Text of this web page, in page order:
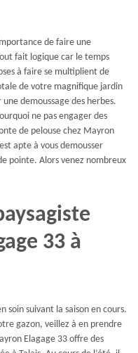
de faire une
fait logique car le temps
à faire se multiplient de
de votre magnifique jardin
demoussage des herbes.
ne pas engager des
de pelouse chez Mayron
apte à vous demousser
pointe. Alors venez nombreux
33 à
soin suivant la saison en cours.
gazon, veillez à en prendre
Elagage 33 offre des